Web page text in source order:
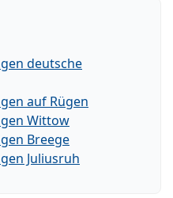
deutsche
auf Rügen
Wittow
Breege
Juliusruh